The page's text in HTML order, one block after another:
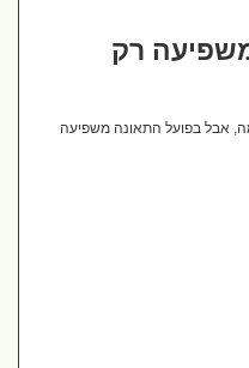
רק
בפועל התאונה משפיעה